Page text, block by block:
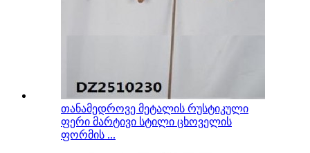
თანამედროვე მეტალის რუსტიკული
ფერი მარტივი სტილი ცხოველის
ფორმის ...